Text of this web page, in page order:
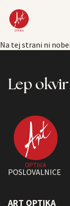
Na tej strani ni
Lep
POSLOVALNICE
ART OPTIKA